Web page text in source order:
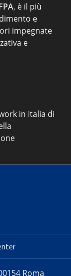
, è il più
e
impegnate
e
in Italia di
Roma